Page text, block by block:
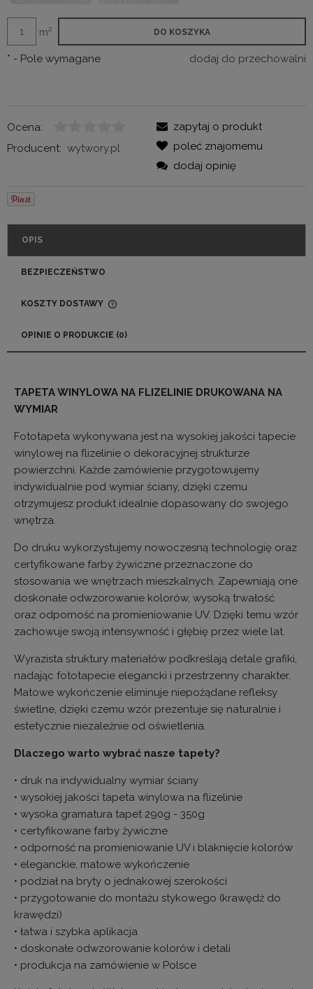
m² DO KOSZYKA
dodaj do przechowalni
* - Pole wymagane
Ocena:
Producent: wytwory.pl
zapytaj o produkt
poleć znajomemu
dodaj opinię
OPIS
BEZPIECZEŃSTWO
KOSZTY DOSTAWY
OPINIE O PRODUKCIE (0)
TAPETA WINYLOWA NA FLIZELINIE DRUKOWANA NA
WYMIAR
Fototapeta wykonywana jest na wysokiej jakości tapecie
winylowej na flizelinie o dekoracyjnej strukturze
powierzchni. Każde zamówienie przygotowujemy
indywidualnie pod wymiar ściany, dzięki czemu
otrzymujesz produkt idealnie dopasowany do swojego
wnętrza.
Do druku wykorzystujemy nowoczesną technologię oraz
certyfikowane farby żywiczne przeznaczone do
stosowania we wnętrzach mieszkalnych. Zapewniają one
doskonałe odwzorowanie kolorów, wysoką trwałość
oraz odporność na promieniowanie UV. Dzięki temu wzór
zachowuje swoją intensywność i głębię przez wiele lat.
Wyrazista struktury materiałów podkreślają detale grafiki,
nadając fototapecie elegancki i przestrzenny charakter.
Matowe wykończenie eliminuje niepożądane refleksy
świetlne, dzięki czemu wzór prezentuje się naturalnie i
estetycznie niezależnie od oświetlenia.
Dlaczego warto wybrać nasze tapety?
• druk na indywidualny wymiar ściany
• wysokiej jakości tapeta winylowa na flizelinie
• wysoka gramatura tapet 290g - 350g
• certyfikowane farby żywiczne
• odporność na promieniowanie UV i blaknięcie kolorów
• eleganckie, matowe wykończenie
• podział na bryty o jednakowej szerokości
• przygotowanie do montażu stykowego (krawędź do
krawędzi)
• łatwa i szybka aplikacja
• doskonałe odwzorowanie kolorów i detali
• produkcja na zamówienie w Polsce